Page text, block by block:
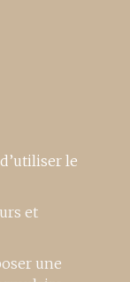
le
et
une